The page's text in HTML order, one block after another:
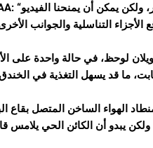
الهواء الساخن المتصل